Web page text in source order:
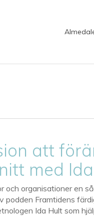
att
med
och organisationer en
podden Framtidens
Ida Hult som